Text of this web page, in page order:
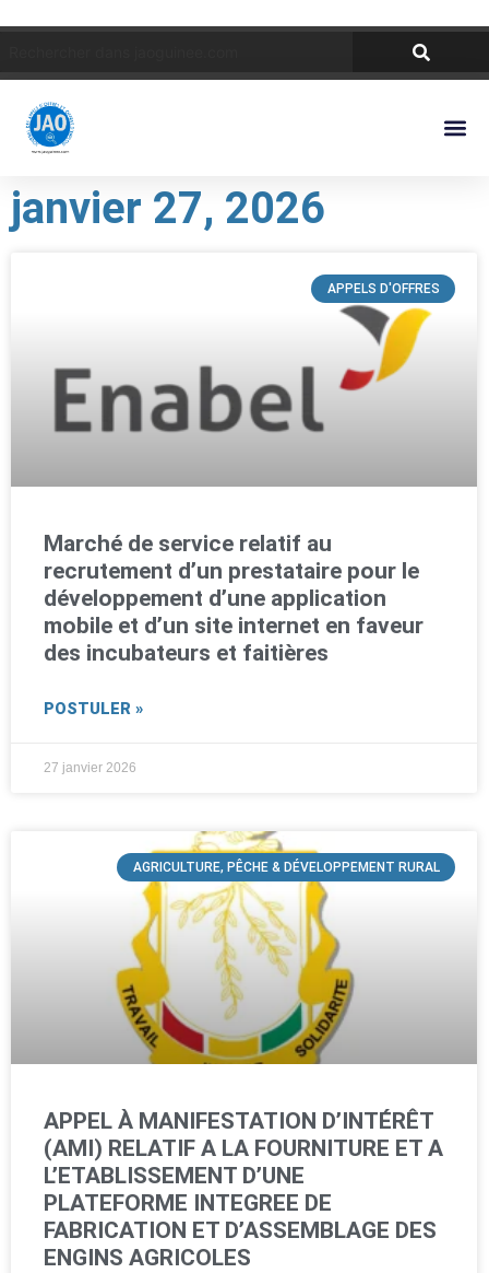
janvier 27, 2026
APPELS D'OFFRES
Marché de service relatif au
recrutement d’un prestataire pour le
développement d’une application
mobile et d’un site internet en faveur
des incubateurs et faitières
POSTULER »
27 janvier 2026
AGRICULTURE, PÊCHE & DÉVELOPPEMENT RURAL
APPEL À MANIFESTATION D’INTÉRÊT
(AMI) RELATIF A LA FOURNITURE ET A
L’ETABLISSEMENT D’UNE
PLATEFORME INTEGREE DE
FABRICATION ET D’ASSEMBLAGE DES
ENGINS AGRICOLES